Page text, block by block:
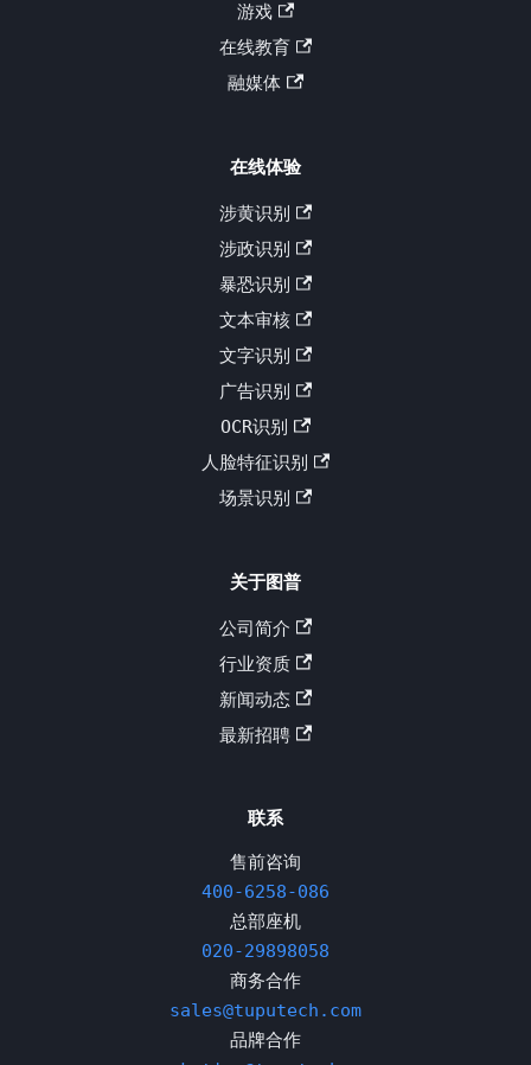
游戏
在线教育
融媒体
在线体验
涉黄识别
涉政识别
暴恐识别
文本审核
文字识别
广告识别
OCR识别
人脸特征识别
场景识别
关于图普
公司简介
行业资质
新闻动态
最新招聘
联系
售前咨询
400-6258-086
总部座机
020-29898058
商务合作
sales@tuputech.com
品牌合作